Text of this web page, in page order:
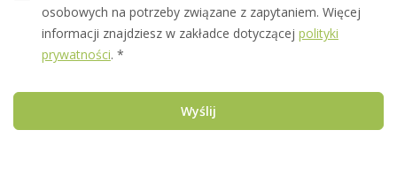
osobowych na potrzeby związane z zapytaniem. Więcej
informacji znajdziesz w zakładce dotyczącej polityki
prywatności. *
Wyślij